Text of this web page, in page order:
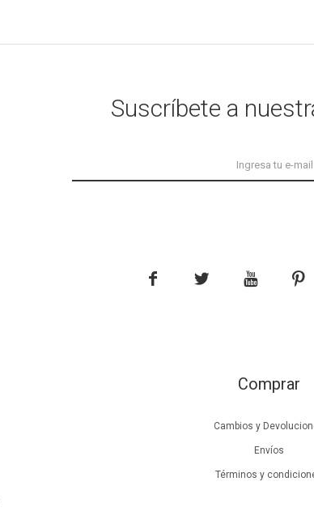
Comprar
Cambios y
Envíos
Términos y
Suscríbete a
   